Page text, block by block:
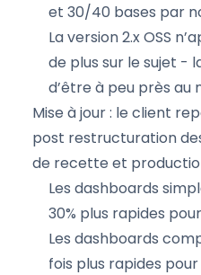
et 30/40 bases par
La version 2.x OSS
de plus sur le sujet -
d’être à peu près au
Mise à jour : le client
post restructuration
de recette et
Les dashboards
30% plus rapides
Les dashboards
fois plus rapides